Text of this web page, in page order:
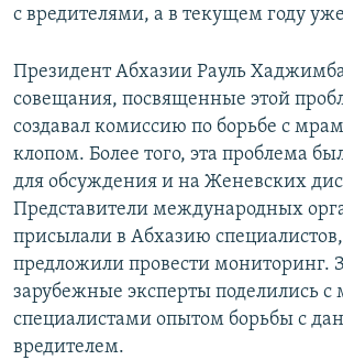
с вредителями, а в текущем году
Президент Абхазии Рауль
совещания, посвященные этой
создавал комиссию по борьбе с
клопом. Более того, эта проблема
для обсуждения и на Женевских
Представители международных
присылали в Абхазию специалистов,
предложили провести мониторинг.
зарубежные эксперты поделились
специалистами опытом борьбы с
вредителем.